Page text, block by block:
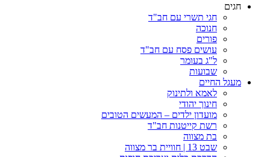
חגים
חגי תשרי עם חב"ד
חנוכה
פורים
עושים פסח עם חב"ד
ל"ג בעומר
שבועות
מעגל החיים
לאמא ולתינוק
חינוך יהודי
מועדון ילדים – המעשים הטובים
רשת קייטנות חב"ד
בת מצווה
שבט 13 | חוויית בר מצווה